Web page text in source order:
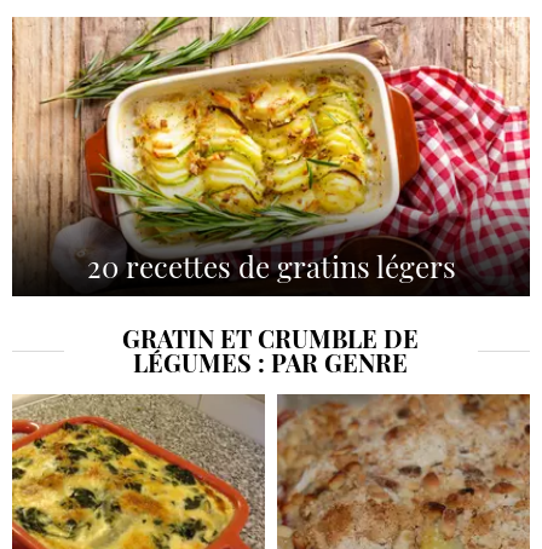
20 recettes de gratins légers
GRATIN ET CRUMBLE DE
LÉGUMES : PAR GENRE